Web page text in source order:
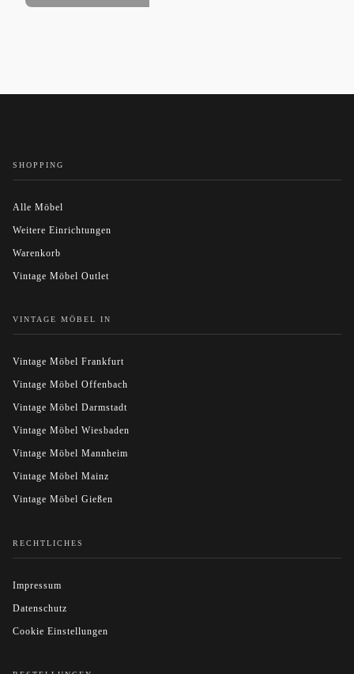
SHOPPING
Alle Möbel
Weitere Einrichtungen
Warenkorb
Vintage Möbel Outlet
VINTAGE MÖBEL IN
Vintage Möbel Frankfurt
Vintage Möbel Offenbach
Vintage Möbel Darmstadt
Vintage Möbel Wiesbaden
Vintage Möbel Mannheim
Vintage Möbel Mainz
Vintage Möbel Gießen
RECHTLICHES
Impressum
Datenschutz
Cookie Einstellungen